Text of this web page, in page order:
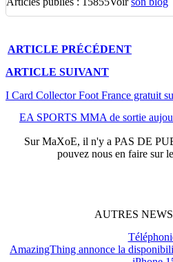
ARTICLE PRÉCÉDENT
ARTICLE SUIVANT
I Card Collector Foot France gratuit
EA SPORTS MMA de sortie
SurMaXoE, il n'y a PAS DE
pouvez nous en faire sur
AUTRES NEWS
AmazingThing annonce la